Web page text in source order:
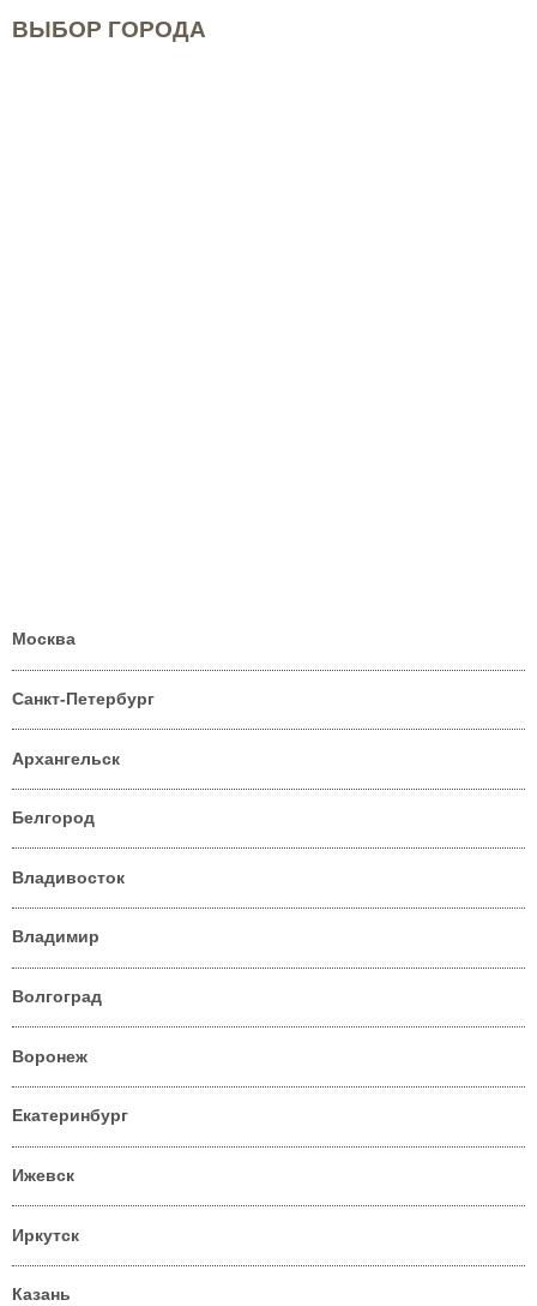
ВЫБОР ГОРОДА
Москва
Санкт-Петербург
Архангельск
Белгород
Владивосток
Владимир
Волгоград
Воронеж
Екатеринбург
Ижевск
Иркутск
Казань